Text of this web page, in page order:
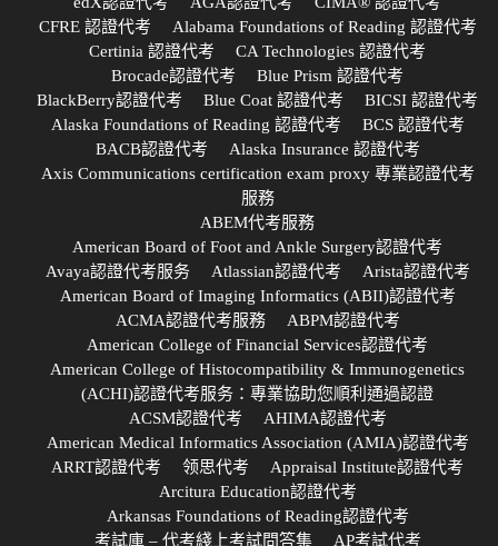
CFRE 認證代考
Alabama Foundations of Reading 認證代考
Certinia 認證代考
CA Technologies 認證代考
Brocade認證代考
Blue Prism 認證代考
BlackBerry認證代考
Blue Coat 認證代考
BICSI 認證代考
Alaska Foundations of Reading 認證代考
BCS 認證代考
BACB認證代考
Alaska Insurance 認證代考
Axis Communications certification exam proxy 專業認證代考
服務
ABEM代考服務
American Board of Foot and Ankle Surgery認證代考
Avaya認證代考服务
Atlassian認證代考
Arista認證代考
American Board of Imaging Informatics (ABII)認證代考
ACMA認證代考服務
ABPM認證代考
American College of Financial Services認證代考
American College of Histocompatibility & Immunogenetics
(ACHI)認證代考服务：專業協助您順利通過認證
ACSM認證代考
AHIMA認證代考
American Medical Informatics Association (AMIA)認證代考
ARRT認證代考
领思代考
Appraisal Institute認證代考
Arcitura Education認證代考
Arkansas Foundations of Reading認證代考
考試庫 – 代考綫上考試問答集
AP考試代考